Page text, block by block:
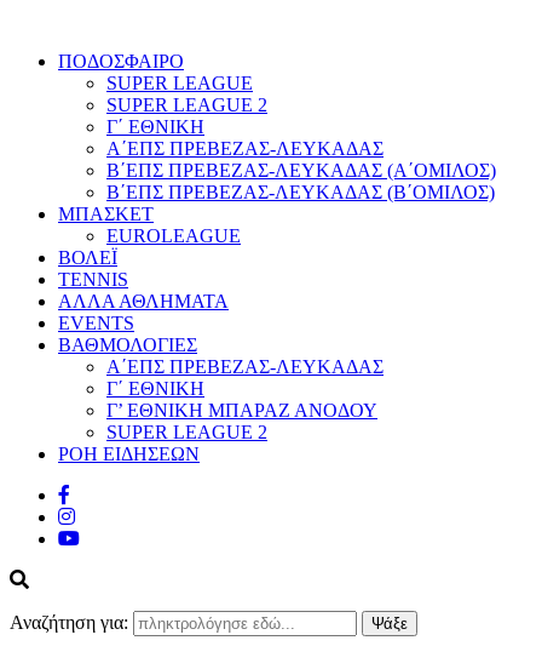
ΠΟΔΟΣΦΑΙΡΟ
SUPER LEAGUE
SUPER LEAGUE 2
Γ΄ ΕΘΝΙΚΗ
Α΄ΕΠΣ ΠΡΕΒΕΖΑΣ-ΛΕΥΚΑΔΑΣ
Β΄ΕΠΣ ΠΡΕΒΕΖΑΣ-ΛΕΥΚΑΔΑΣ (Α΄ΟΜΙΛΟΣ)
Β΄ΕΠΣ ΠΡΕΒΕΖΑΣ-ΛΕΥΚΑΔΑΣ (Β΄ΟΜΙΛΟΣ)
ΜΠΑΣΚΕΤ
EUROLEAGUE
ΒΟΛΕΪ
TENNIS
ΑΛΛΑ ΑΘΛΗΜΑΤΑ
EVENTS
ΒΑΘΜΟΛΟΓΙΕΣ
Α΄ΕΠΣ ΠΡΕΒΕΖΑΣ-ΛΕΥΚΑΔΑΣ
Γ΄ ΕΘΝΙΚΗ
Γ’ ΕΘΝΙΚΗ ΜΠΑΡΑΖ ΑΝΟΔΟΥ
SUPER LEAGUE 2
ΡΟΗ ΕΙΔΗΣΕΩΝ
Αναζήτηση για: